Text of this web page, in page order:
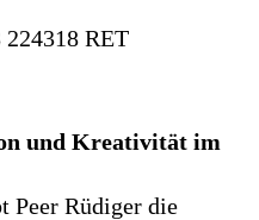
und Kreativität im
Peer Rüdiger die